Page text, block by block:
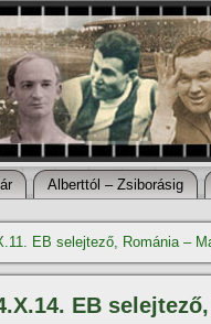
Alberttól – Zsiborásig
EB selejtező, Románia –
EB